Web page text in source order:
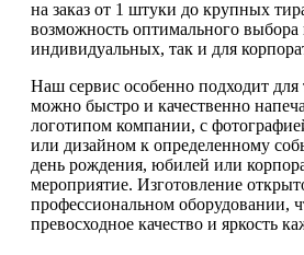
на заказ от 1 штуки до крупных
возможность оптимального выбора
индивидуальных, так и для
Наш сервис особенно подходит для
можно быстро и качественно
логотипом компании, с
или дизайном к определенному
день рождения, юбилей или
мероприятие. Изготовление
профессиональном оборудовании,
превосходное качество и яркость